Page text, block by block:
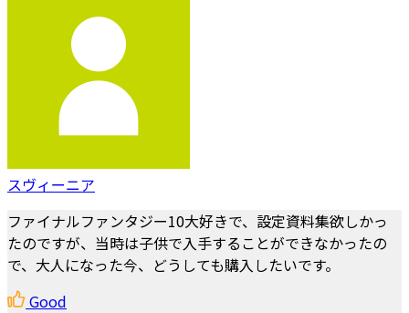
スヴィーニア
ファイナルファンタジー10大好きで、設定資料集欲しかっ
たのですが、当時は子供で入手することができなかったの
で、大人になった今、どうしても購入したいです。
Good